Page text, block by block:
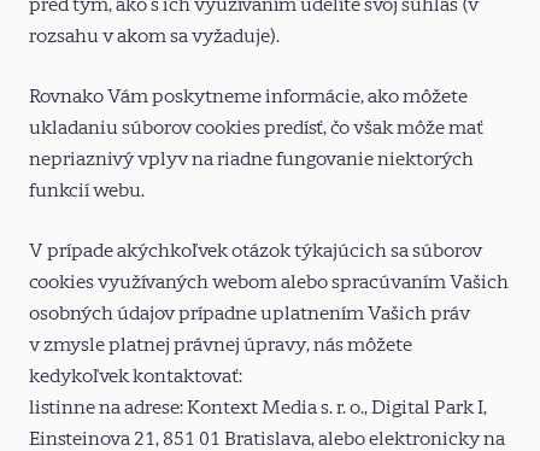
rozsahu v akom sa vyžaduje).
Rovnako Vám poskytneme informácie, ako môžete
ukladaniu súborov cookies predísť, čo však môže mať
nepriaznivý vplyv na riadne fungovanie niektorých
funkcií webu.
V prípade akýchkoľvek otázok týkajúcich sa súborov
cookies využívaných webom alebo spracúvaním Vašich
osobných údajov prípadne uplatnením Vašich práv
v zmysle platnej právnej úpravy, nás môžete
kedykoľvek kontaktovať:
listinne na adrese: Kontext Media s. r. o., Digital Park I,
Einsteinova 21, 851 01 Bratislava, alebo elektronicky na